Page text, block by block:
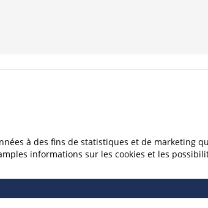
à des fins de statistiques et de marketing
informations sur les cookies et les